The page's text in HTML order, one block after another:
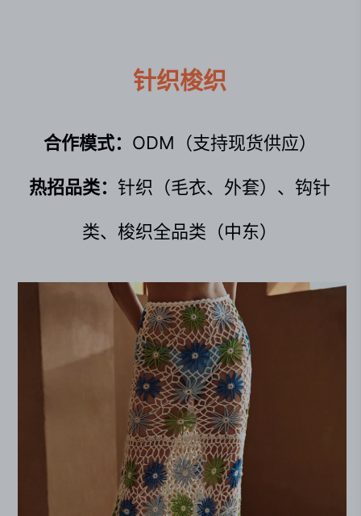
针织梭织
合作模式： ODM（支持现货供应）
热招品类： 针织（毛衣、外套）、钩针
类、梭织全品类（中东）